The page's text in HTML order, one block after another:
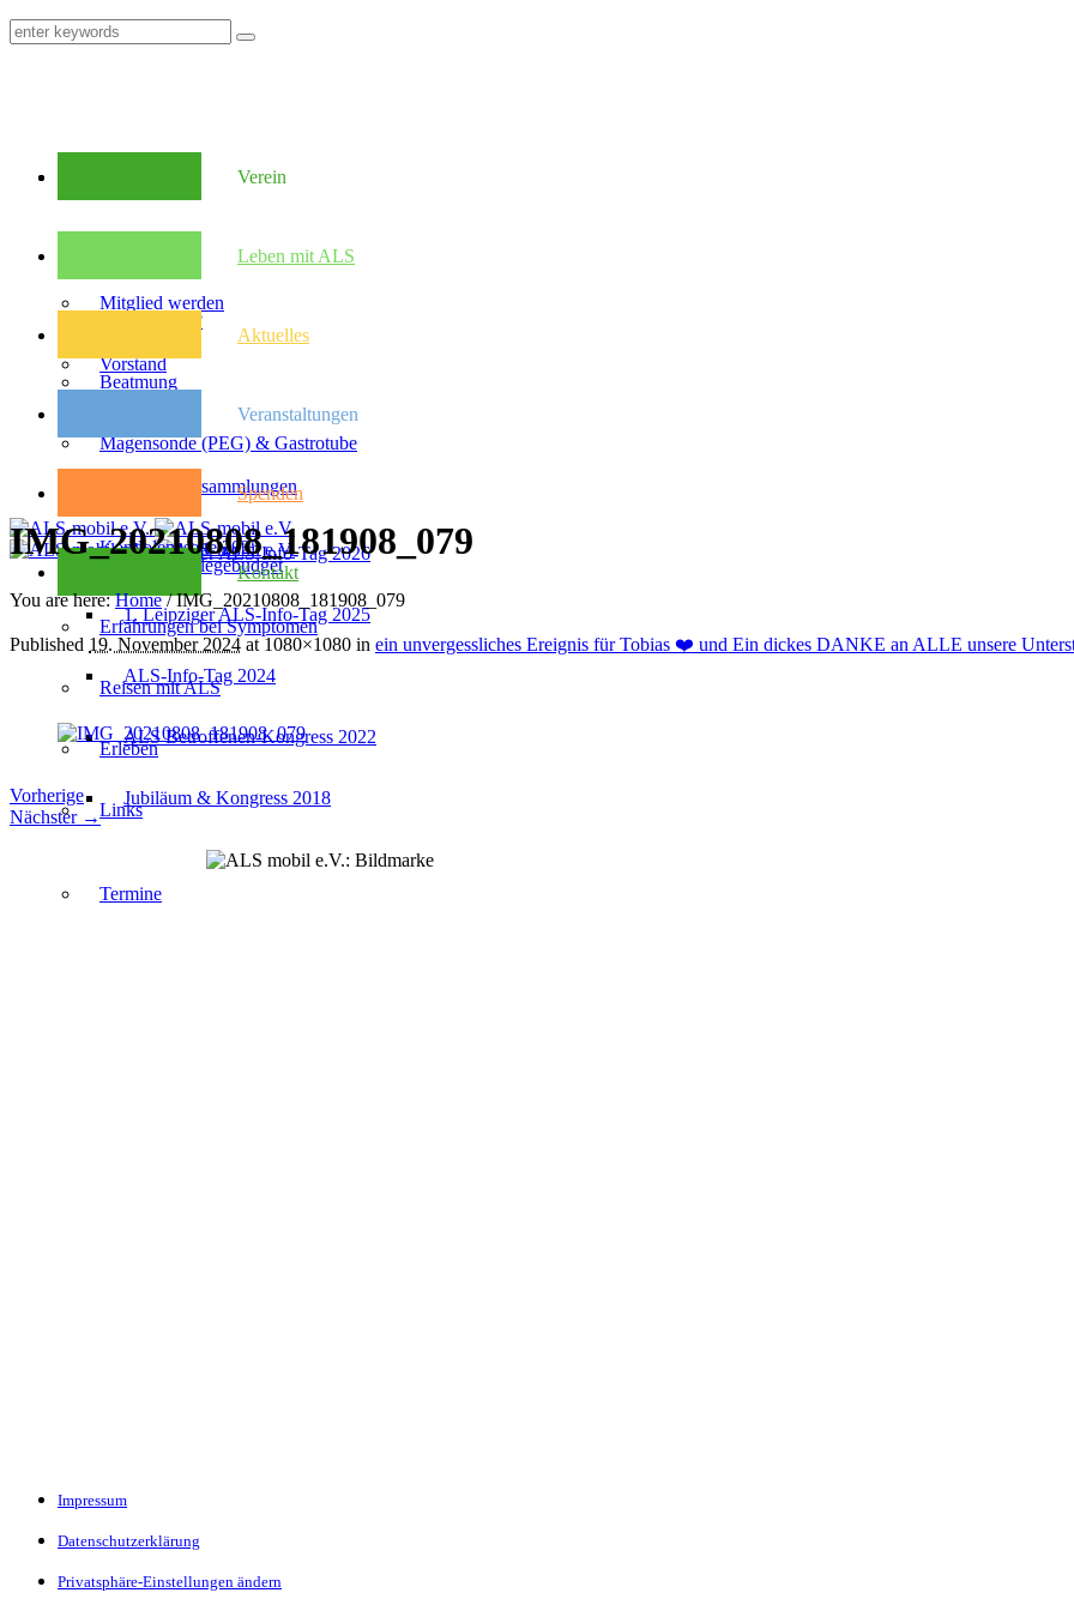
Verein
Mitglied werden
Vorstand
Mitglieder­versammlungen
Kondolenzseite 2025
Leben mit ALS
Was ist ALS?
Beatmung
Magensonde (PEG) & Gastrotube
Checkliste Pflegebudget
Erfahrungen bei Symptomen
Reisen mit ALS
Erleben
Links
Aktuelles
Veranstaltungen
2. Leipziger ALS-Info-Tag 2026
1. Leipziger ALS-Info-Tag 2025
ALS-Info-Tag 2024
ALS Betroffenen-Kongress 2022
Jubiläum & Kongress 2018
Termine
Spenden
Kontakt
IMG_20210808_181908_079
You are here:Home /IMG_20210808_181908_079
Published 19. November 2024 at 1080×1080 in ein unvergessliches Ereignis für Tobias ❤️ und Ein dickes DANKE an ALLE unsere
Vorherige
Nächster →
Impressum
Datenschutzerklärung
Privatsphäre-Einstellungen ändern